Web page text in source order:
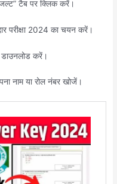
टैब पर क्लिक करें।
परीक्षा 2024 का चयन करें।
करें।
नाम या रोल नंबर खोजें।